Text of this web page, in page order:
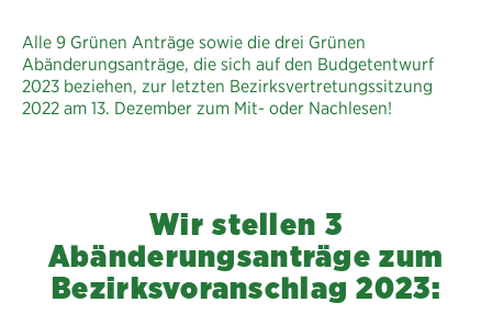
Alle 9 Grünen Anträge sowie die drei Grünen
Abänderungsanträge, die sich auf den Budgetentwurf
2023 beziehen, zur letzten Bezirksvertretungssitzung
2022 am 13. Dezember zum Mit- oder Nachlesen!
Wir stellen 3
Abänderungsanträge zum
Bezirksvoranschlag 2023: